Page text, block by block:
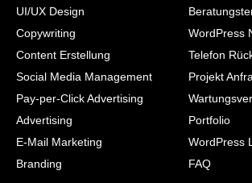
UI/UX Design
Copywriting
Content Erstellung
Social Media Management
Pay-per-Click Advertising
Advertising
E-Mail Marketing
Branding
WordPress
Telefon
Projekt
Portfolio
WordPress
FAQ